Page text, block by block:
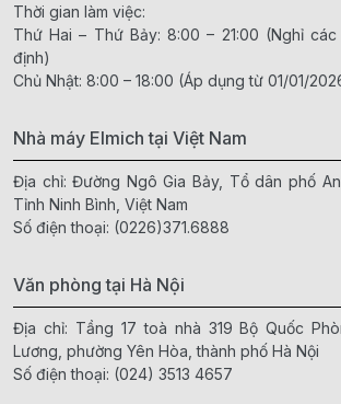
Thời gian làm việc:
Thứ Hai – Thứ Bảy: 8:00 – 21:00 (Nghỉ
định)
Chủ Nhật: 8:00 – 18:00 (Áp dụng từ 01/01/
Nhà máy Elmich tại Việt Nam
Địa chỉ: Đường Ngô Gia Bảy, Tổ dân phố
Tỉnh Ninh Bình, Việt Nam
Số điện thoại: (0226)371.6888
Văn phòng tại Hà Nội
Địa chỉ: Tầng 17 toà nhà 319 Bộ Quốc
Lương, phường Yên Hòa, thành phố Hà Nội
Số điện thoại: (024) 3513 4657